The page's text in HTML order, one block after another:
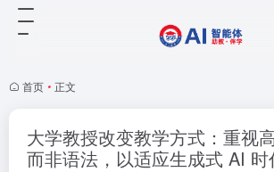
首页 • 正文
大学教授改变教学方式：重视
而非语法，以适应生成式 AI 时